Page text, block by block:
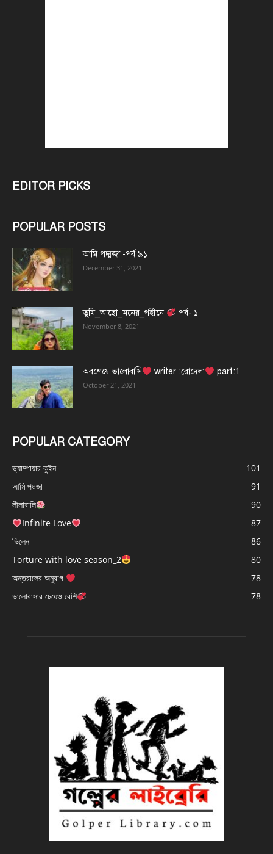
EDITOR PICKS
POPULAR POSTS
আমি পদ্মজা -পর্ব ৯১
December 31, 2021
তুমি_আছো_মনের_গহীনে পর্ব- ১
November 8, 2021
অবশেষে ভালোবাসি writer :রোদেলা part:1
October 21, 2021
POPULAR CATEGORY
ভ্যাম্পায়ার কুইন
101
আমি পদ্মজা
91
লীলাবালি
90
Infinite Love
87
ভিলেন
86
Torture with love season_2
80
অন্তরালের অনুরাগ
78
ভালোবাসার চেয়েও বেশি
78